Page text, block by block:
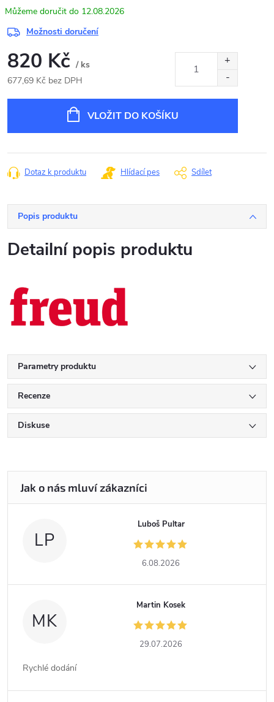
12.08.2026
Možnosti doručení
820 Kč / ks
677,69 Kč bez DPH
VLOŽIT DO KOŠÍKU
Dotaz k produktu Hlídací pes Sdílet
Popis produktu
Detailní popis produktu
Parametry produktu
Recenze
Diskuse
LP
Luboš Pultar
6.08.2026
MK
Martin Kosek
29.07.2026
Rychlé dodání